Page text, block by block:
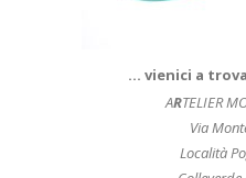
… vienici a
ARTELIER
Via
Località